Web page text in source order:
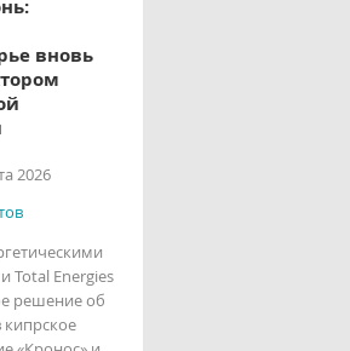
вновь
2026
Total Energies
решение об
кипрское